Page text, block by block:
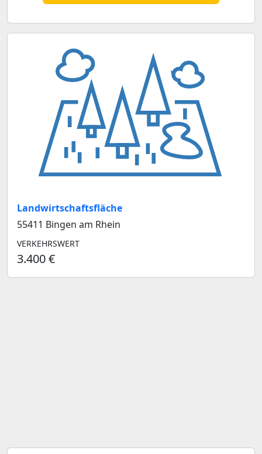
Landwirtschaftsfläche
55411 Bingen am Rhein
VERKEHRSWERT
3.400 €